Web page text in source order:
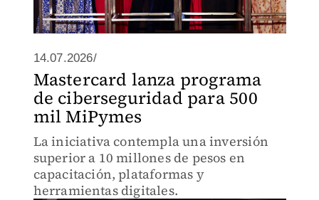
14.07.2026/
Mastercard lanza programa
de ciberseguridad para 500
mil MiPymes
La iniciativa contempla una inversión
superior a 10 millones de pesos en
capacitación, plataformas y
herramientas digitales.